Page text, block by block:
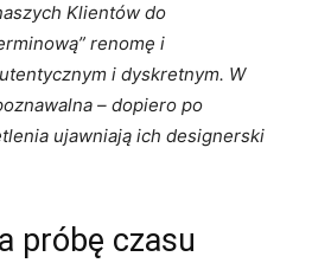
Klientów do
renomę i
i dyskretnym. W
– dopiero po
ujawniają ich designerski
próbę czasu